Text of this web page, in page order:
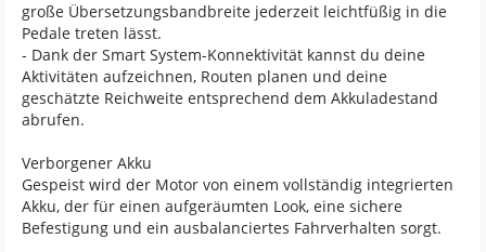
große Übersetzungsbandbreite jederzeit leichtfüßig in die
Pedale treten lässt.
- Dank der Smart System-Konnektivität kannst du deine
Aktivitäten aufzeichnen, Routen planen und deine
geschätzte Reichweite entsprechend dem Akkuladestand
abrufen.
Verborgener Akku
Gespeist wird der Motor von einem vollständig integrierten
Akku, der für einen aufgeräumten Look, eine sichere
Befestigung und ein ausbalanciertes Fahrverhalten sorgt.